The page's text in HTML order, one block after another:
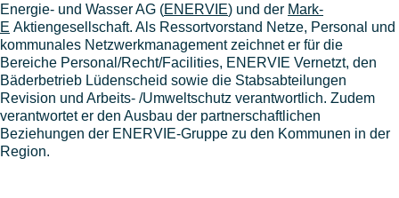
Energie- und Wasser AG (ENERVIE) und der Mark-
E Aktiengesellschaft. Als Ressortvorstand Netze, Personal und
kommunales Netzwerkmanagement zeichnet er für die
Bereiche Personal/Recht/Facilities, ENERVIE Vernetzt, den
Bäderbetrieb Lüdenscheid sowie die Stabsabteilungen
Revision und Arbeits- /Umweltschutz verantwortlich. Zudem
verantwortet er den Ausbau der partnerschaftlichen
Beziehungen der ENERVIE-Gruppe zu den Kommunen in der
Region.